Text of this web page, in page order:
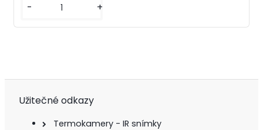
- +
Užitečné odkazy
Termokamery - IR snímky